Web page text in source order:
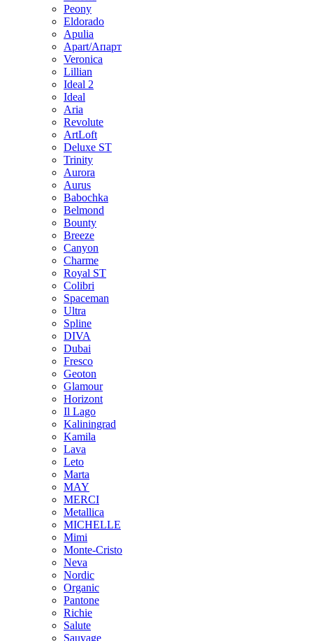
Peony
Eldorado
Apulia
Apart/Апарт
Veronica
Lillian
Ideal 2
Ideal
Aria
Revolute
ArtLoft
Deluxe ST
Trinity
Aurora
Aurus
Babochka
Belmond
Bounty
Breeze
Canуon
Charme
Royal ST
Colibri
Spaceman
Ultra
Spline
DIVA
Dubai
Fresco
Geoton
Glamour
Horizont
Il Lago
Kaliningrad
Kamila
Lava
Leto
Marta
MAY
MERCI
Metallica
MICHELLE
Mimi
Monte-Cristo
Neva
Nordic
Organic
Pantone
Richie
Salute
Sauvage